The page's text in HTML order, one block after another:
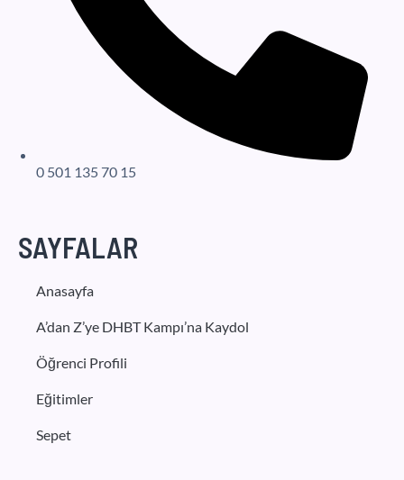
0 501 135 70 15
SAYFALAR
Anasayfa
A’dan Z’ye DHBT Kampı’na Kaydol
Öğrenci Profili
Eğitimler
Sepet